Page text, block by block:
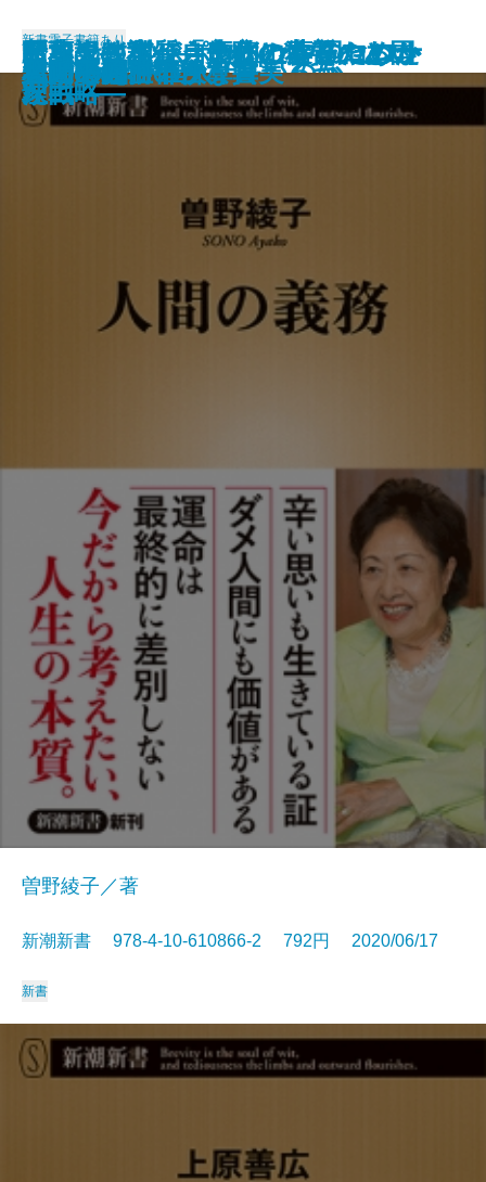
インサイドレポート 中国コロナ
の真相
自衛隊は市街戦を戦えるか
恥ずかしい人たち
国家の怠慢
番号は謎
日本人はなぜ自虐的になったのか
―占領とWGIP―
スマホ料金はなぜ高いのか
トヨタに学ぶ カイゼンのヒント
71
ヤバい選挙
令和の巨人軍
新書電子書籍あり
人間の義務
曽野綾子／著
新潮新書 978-4-10-610866-2 792円 2020/06/17
新書
断薬記―私がうつ病の薬をやめた
理由―
美術展の不都合な真実
歴史の教訓―「失敗の本質」と国
家戦略―
バカの国
私の考え
昭和史の本質―良心と偽善のあい
だ―
人間の品性
「関ヶ原」の決算書
習近平vs.中国人